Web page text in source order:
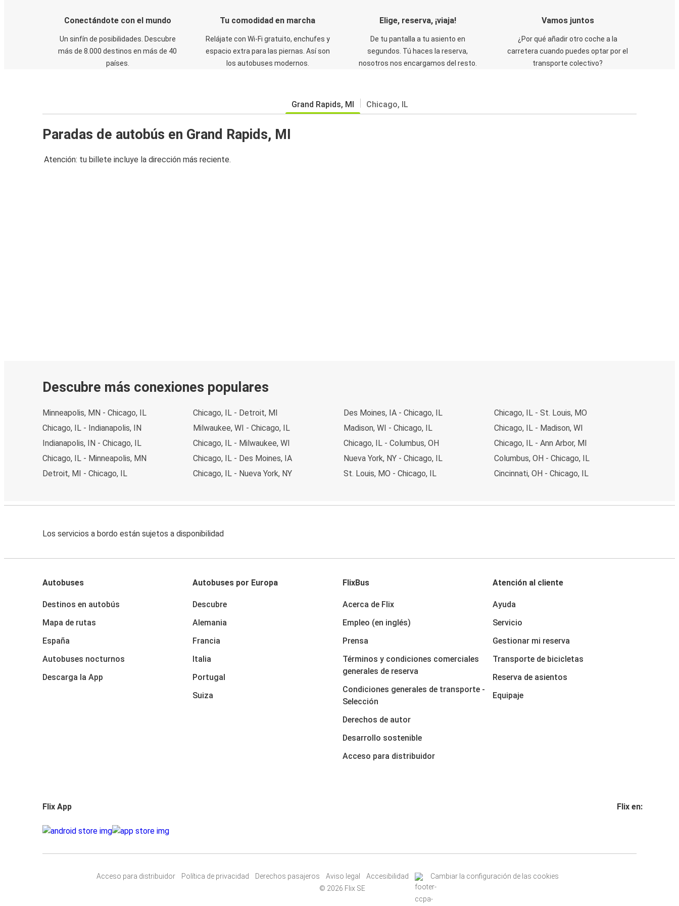
Conectándote con el mundo
Un sinfín de posibilidades. Descubre
más de 8.000 destinos en más de 40
países.
Tu comodidad en marcha
Relájate con Wi-Fi gratuito, enchufes y
espacio extra para las piernas. Así son
los autobuses modernos.
Elige, reserva, ¡viaja!
De tu pantalla a tu asiento en
segundos. Tú haces la reserva,
nosotros nos encargamos del resto.
Vamos juntos
¿Por qué añadir otro coche a la
carretera cuando puedes optar por el
transporte colectivo?
Grand Rapids, MI Chicago, IL
Paradas de autobús en Grand Rapids, MI
Atención: tu billete incluye la dirección más reciente.
Descubre más conexiones populares
Minneapolis, MN - Chicago, IL
Chicago, IL - Indianapolis, IN
Indianapolis, IN - Chicago, IL
Chicago, IL - Minneapolis, MN
Detroit, MI - Chicago, IL
Chicago, IL - Detroit, MI
Milwaukee, WI - Chicago, IL
Chicago, IL - Milwaukee, WI
Chicago, IL - Des Moines, IA
Chicago, IL - Nueva York, NY
Des Moines, IA - Chicago, IL
Madison, WI - Chicago, IL
Chicago, IL - Columbus, OH
Nueva York, NY - Chicago, IL
St. Louis, MO - Chicago, IL
Chicago, IL - St. Louis, MO
Chicago, IL - Madison, WI
Chicago, IL - Ann Arbor, MI
Columbus, OH - Chicago, IL
Cincinnati, OH - Chicago, IL
Los servicios a bordo están sujetos a disponibilidad
Autobuses
Destinos en autobús
Mapa de rutas
España
Autobuses nocturnos
Descarga la App
Autobuses por Europa
Descubre
Alemania
Francia
Italia
Portugal
Suiza
FlixBus
Acerca de Flix
Empleo (en inglés)
Prensa
Términos y condiciones comerciales
generales de reserva
Condiciones generales de transporte -
Selección
Derechos de autor
Desarrollo sostenible
Acceso para distribuidor
Atención al cliente
Ayuda
Servicio
Gestionar mi reserva
Transporte de bicicletas
Reserva de asientos
Equipaje
Flix App Flix en:
Acceso para distribuidor Política de privacidad Derechos pasajeros Aviso legal Accesibilidad
Cambiar la configuración de las cookies
© 2026 Flix SE